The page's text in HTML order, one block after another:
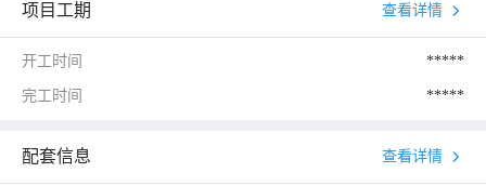
项目工期 查看详情
开工时间 *****
完工时间 *****
配套信息 查看详情